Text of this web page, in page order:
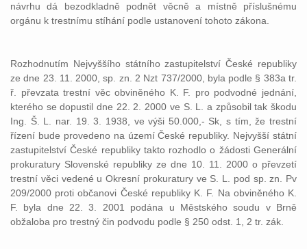
návrhu dá bezodkladně podnět věcně a místně příslušnému
orgánu k trestnímu stíhání podle ustanovení tohoto zákona.
Rozhodnutím Nejvyššího státního zastupitelství České republiky
ze dne 23. 11. 2000, sp. zn. 2 Nzt 737/2000, byla podle § 383a tr.
ř. převzata trestní věc obviněného K. F. pro podvodné jednání,
kterého se dopustil dne 22. 2. 2000 ve S. L. a způsobil tak škodu
Ing. Š. L. nar. 19. 3. 1938, ve výši 50.000,- Sk, s tím, že trestní
řízení bude provedeno na území České republiky. Nejvyšší státní
zastupitelství České republiky takto rozhodlo o žádosti Generální
prokuratury Slovenské republiky ze dne 10. 11. 2000 o převzetí
trestní věci vedené u Okresní prokuratury ve S. L. pod sp. zn. Pv
209/2000 proti občanovi České republiky K. F. Na obviněného K.
F. byla dne 22. 3. 2001 podána u Městského soudu v Brně
obžaloba pro trestný čin podvodu podle § 250 odst. 1, 2 tr. zák.